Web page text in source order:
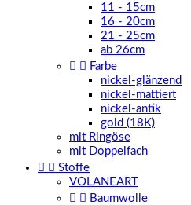
11 - 15cm
16 - 20cm
21 - 25cm
ab 26cm
  Farbe
nickel-glänzend
nickel-mattiert
nickel-antik
gold (18K)
mit Ringöse
mit Doppelfach
  Stoffe
VOLANEART
  Baumwolle